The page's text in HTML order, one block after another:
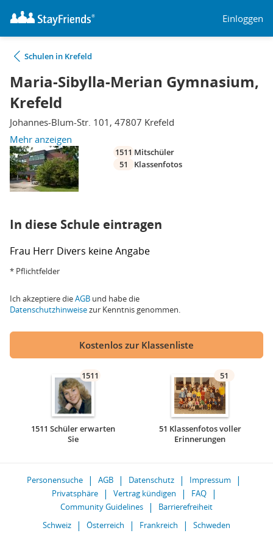
Einloggen
Schulen in Krefeld
Maria-Sibylla-Merian Gymnasium,
Krefeld
Johannes-Blum-Str. 101, 47807 Krefeld
Mehr anzeigen
1511 Mitschüler
51
Klassenfotos
In diese Schule eintragen
Frau Herr Divers keine Angabe
* Pflichtfelder
Ich akzeptiere dieAGB und habe die
Datenschutzhinweisezur Kenntnis genommen.
Kostenlos zur Klassenliste
1511
1511 Schüler erwarten
Sie
51
51 Klassenfotos voller
Erinnerungen
Personensuche AGB Datenschutz
Impressum
Privatsphäre
Vertrag kündigen
FAQ
Community Guidelines
Barrierefreiheit
Schweiz
Österreich Frankreich Schweden